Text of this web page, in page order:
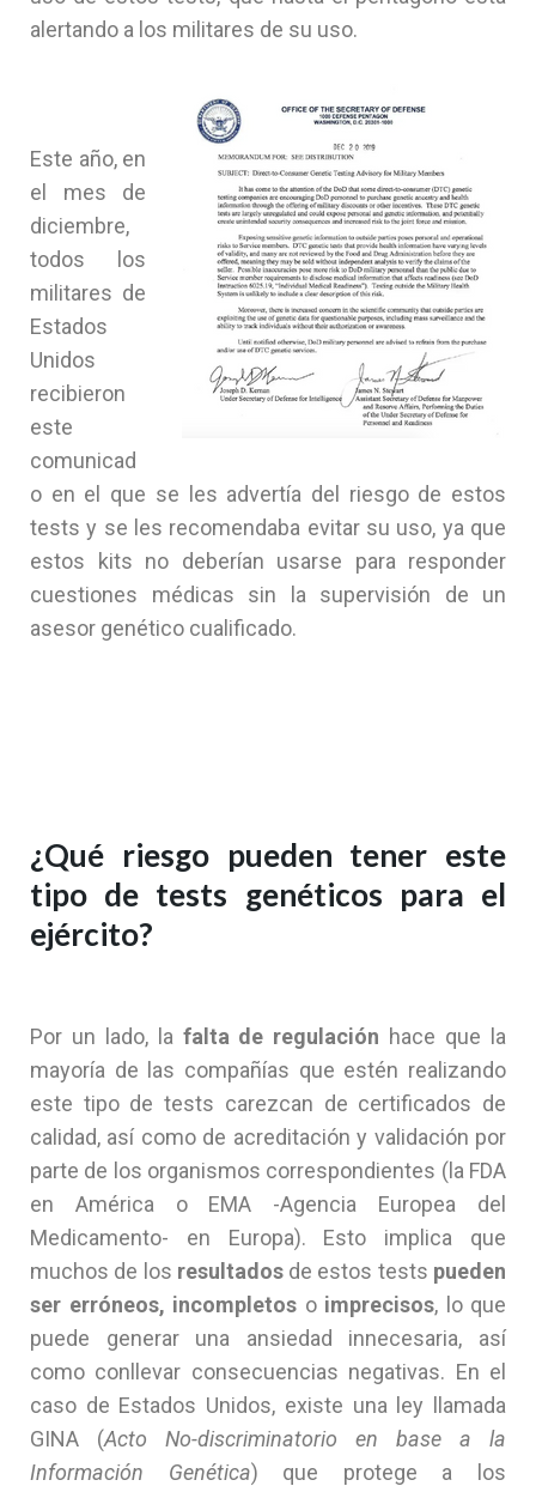
alertando a los militares de su uso.
Este año, en
el mes de
diciembre,
todos los
militares de
Estados
Unidos
recibieron
este
comunicad
o en el que se les advertía del riesgo de estos
tests y se les recomendaba evitar su uso, ya que
estos kits no deberían usarse para responder
cuestiones médicas sin la supervisión de un
asesor genético cualificado.
¿Qué riesgo pueden tener este
tipo de tests genéticos para el
ejército?
Por un lado, la falta de regulación hace que la
mayoría de las compañías que estén realizando
este tipo de tests carezcan de certificados de
calidad, así como de acreditación y validación por
parte de los organismos correspondientes (la FDA
en América o EMA -Agencia Europea del
Medicamento- en Europa). Esto implica que
muchos de los resultadosde estos tests pueden
ser erróneos, incompletos oimprecisos, lo que
puede generar una ansiedad innecesaria, así
como conllevar consecuencias negativas. En el
caso de Estados Unidos, existe una ley llamada
GINA (Acto No-discriminatorio en base a la
Información Genética) que protege a los